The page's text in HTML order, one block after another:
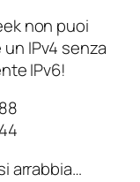
non puoi
IPv4 senza
IPv6!
arrabbia…